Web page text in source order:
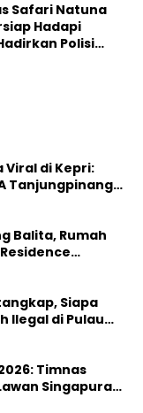
Safari Natuna
Hadapi
Polisi
Viral di Kepri:
Tanjungpinang
Balita, Rumah
Siapa
Ilegal di Pulau
Timnas
Singapura